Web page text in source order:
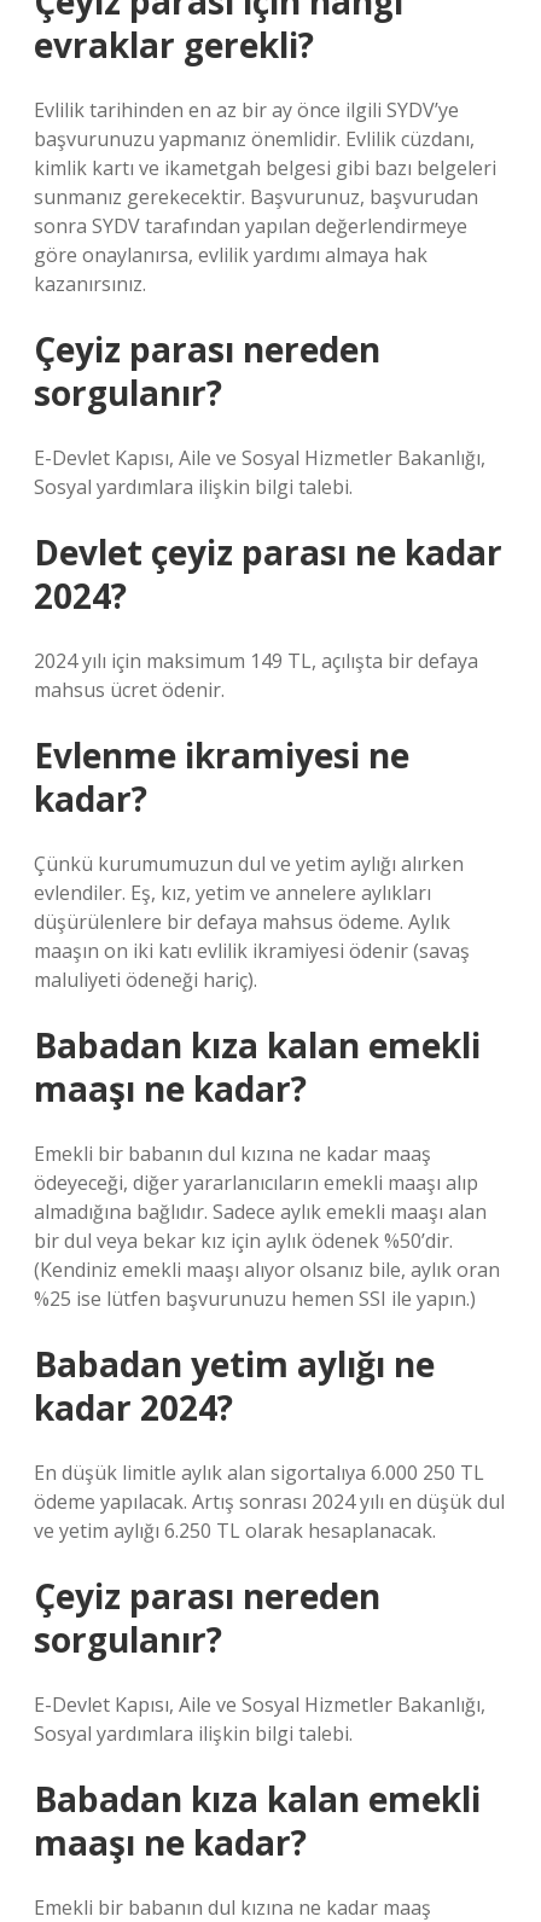
evraklar gerekli?
Evlilik tarihinden en az bir ay önce ilgili SYDV’ye
başvurunuzu yapmanız önemlidir. Evlilik cüzdanı,
kimlik kartı ve ikametgah belgesi gibi bazı belgeleri
sunmanız gerekecektir. Başvurunuz, başvurudan
sonra SYDV tarafından yapılan değerlendirmeye
göre onaylanırsa, evlilik yardımı almaya hak
kazanırsınız.
Çeyiz parası nereden
sorgulanır?
E-Devlet Kapısı, Aile ve Sosyal Hizmetler Bakanlığı,
Sosyal yardımlara ilişkin bilgi talebi.
Devlet çeyiz parası ne kadar
2024?
2024 yılı için maksimum 149 TL, açılışta bir defaya
mahsus ücret ödenir.
Evlenme ikramiyesi ne
kadar?
Çünkü kurumumuzun dul ve yetim aylığı alırken
evlendiler. Eş, kız, yetim ve annelere aylıkları
düşürülenlere bir defaya mahsus ödeme. Aylık
maaşın on iki katı evlilik ikramiyesi ödenir (savaş
maluliyeti ödeneği hariç).
Babadan kıza kalan emekli
maaşı ne kadar?
Emekli bir babanın dul kızına ne kadar maaş
ödeyeceği, diğer yararlanıcıların emekli maaşı alıp
almadığına bağlıdır. Sadece aylık emekli maaşı alan
bir dul veya bekar kız için aylık ödenek %50’dir.
(Kendiniz emekli maaşı alıyor olsanız bile, aylık oran
%25 ise lütfen başvurunuzu hemen SSI ile yapın.)
Babadan yetim aylığı ne
kadar 2024?
En düşük limitle aylık alan sigortalıya 6.000 250 TL
ödeme yapılacak. Artış sonrası 2024 yılı en düşük dul
ve yetim aylığı 6.250 TL olarak hesaplanacak.
Çeyiz parası nereden
sorgulanır?
E-Devlet Kapısı, Aile ve Sosyal Hizmetler Bakanlığı,
Sosyal yardımlara ilişkin bilgi talebi.
Babadan kıza kalan emekli
maaşı ne kadar?
Emekli bir babanın dul kızına ne kadar maaş